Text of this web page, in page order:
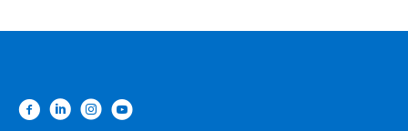
Contactinformatie